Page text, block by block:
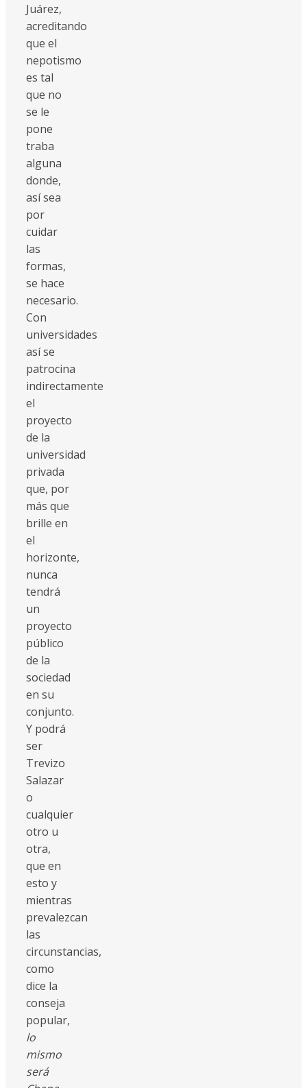
Juárez,
acreditando
que el
nepotismo
es tal
que no
se le
pone
traba
alguna
donde,
así sea
por
cuidar
las
formas,
se hace
necesario.
Con
universidades
así se
patrocina
indirectamente
el
proyecto
de la
universidad
privada
que, por
más que
brille en
el
horizonte,
nunca
tendrá
un
proyecto
público
de la
sociedad
en su
conjunto.
Y podrá
ser
Trevizo
Salazar
o
cualquier
otro u
otra,
que en
esto y
mientras
prevalezcan
las
circunstancias,
como
dice la
conseja
popular,
lo
mismo
será